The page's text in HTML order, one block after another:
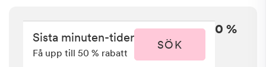
Sista minuten i Åre - få upp till 50 %
rabatt
Sista minuten-tider
Få upp till 50 % rabatt
SÖK